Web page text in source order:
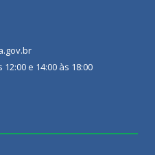
e 14:00 às 18:00